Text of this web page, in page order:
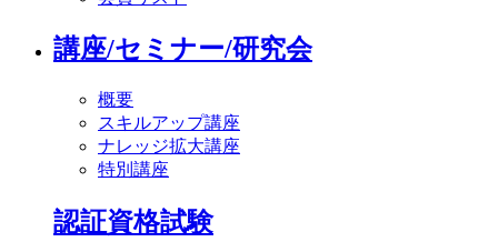
講座/セミナー/研究会
概要
スキルアップ講座
ナレッジ拡大講座
特別講座
認証資格試験